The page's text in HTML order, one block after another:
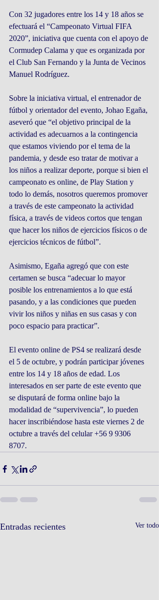
Con 32 jugadores entre los 14 y 18 años se
efectuará el “Campeonato Virtual FIFA
2020”, iniciativa que cuenta con el apoyo de
Cormudep Calama y que es organizada por
el Club San Fernando y la Junta de Vecinos
Manuel Rodríguez.
Sobre la iniciativa virtual, el entrenador de
fútbol y orientador del evento, Johao Egaña,
aseveró que “el objetivo principal de la
actividad es adecuarnos a la contingencia
que estamos viviendo por el tema de la
pandemia, y desde eso tratar de motivar a
los niños a realizar deporte, porque si bien el
campeonato es online, de Play Station y
todo lo demás, nosotros queremos promover
a través de este campeonato la actividad
física, a través de videos cortos que tengan
que hacer los niños de ejercicios físicos o de
ejercicios técnicos de fútbol”.
Asimismo, Egaña agregó que con este
certamen se busca “adecuar lo mayor
posible los entrenamientos a lo que está
pasando, y a las condiciones que pueden
vivir los niños y niñas en sus casas y con
poco espacio para practicar”.
El evento online de PS4 se realizará desde
el 5 de octubre, y podrán participar jóvenes
entre los 14 y 18 años de edad. Los
interesados en ser parte de este evento que
se disputará de forma online bajo la
modalidad de “supervivencia”, lo pueden
hacer inscribiéndose hasta este viernes 2 de
octubre a través del celular +56 9 9306
8707.
Entradas recientes Ver todo